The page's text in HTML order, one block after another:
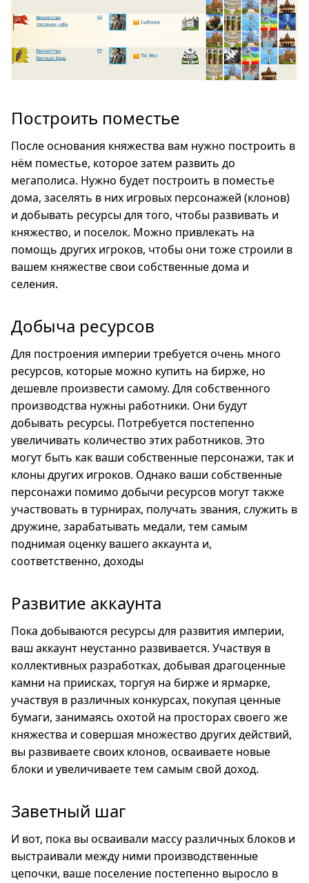
Построить поместье
После основания княжества вам нужно построить в
нём поместье, которое затем развить до
мегаполиса. Нужно будет построить в поместье
дома, заселять в них игровых персонажей (клонов)
и добывать ресурсы для того, чтобы развивать и
княжество, и поселок. Можно привлекать на
помощь других игроков, чтобы они тоже строили в
вашем княжестве свои собственные дома и
селения.
Добыча ресурсов
Для построения империи требуется очень много
ресурсов, которые можно купить на бирже, но
дешевле произвести самому. Для собственного
производства нужны работники. Они будут
добывать ресурсы. Потребуется постепенно
увеличивать количество этих работников. Это
могут быть как ваши собственные персонажи, так и
клоны других игроков. Однако ваши собственные
персонажи помимо добычи ресурсов могут также
участвовать в турнирах, получать звания, служить в
дружине, зарабатывать медали, тем самым
поднимая оценку вашего аккаунта и,
соответственно, доходы
Развитие аккаунта
Пока добываются ресурсы для развития империи,
ваш аккаунт неустанно развивается. Участвуя в
коллективных разработках, добывая драгоценные
камни на приисках, торгуя на бирже и ярмарке,
участвуя в различных конкурсах, покупая ценные
бумаги, занимаясь охотой на просторах своего же
княжества и совершая множество других действий,
вы развиваете своих клонов, осваиваете новые
блоки и увеличиваете тем самым свой доход.
Заветный шаг
И вот, пока вы осваивали массу различных блоков и
выстраивали между ними производственные
цепочки, ваше поселение постепенно выросло в